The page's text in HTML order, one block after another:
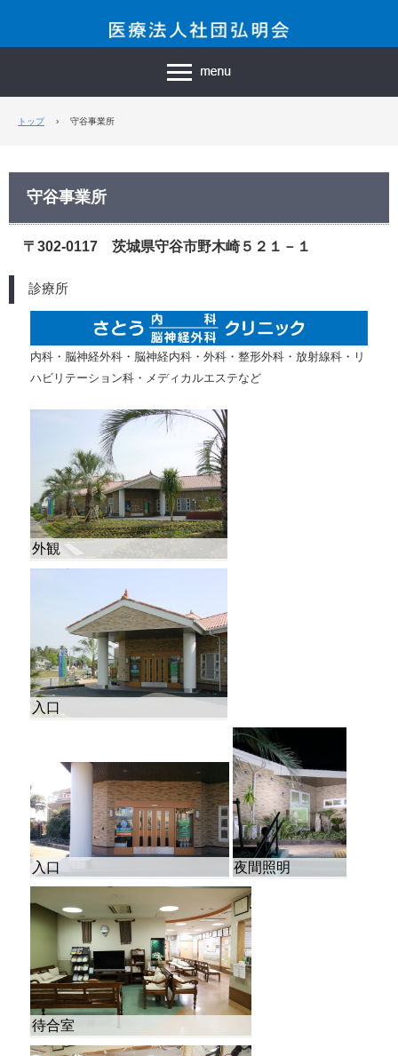
トップ › 守谷事業所
守谷事業所
〒302-0117 茨城県守谷市野木崎５２１－１
診療所
内科・脳神経外科・脳神経内科・外科・整形外科・放射線科・リ
ハビリテーション科・メディカルエステなど